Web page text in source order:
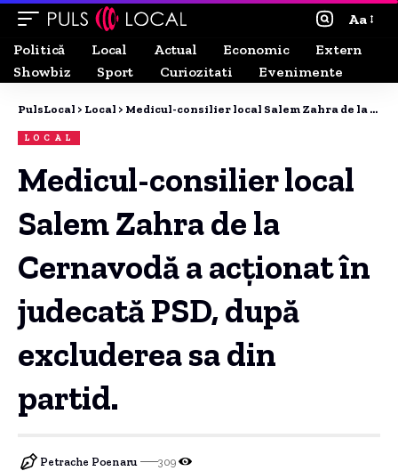
Aa
Politică
Local Actual Economic
Extern
Showbiz
Sport Curiozitati Evenimente
PulsLocal > Local > Medicul-consilier local Salem Zahra de la Cernavodă a acționat în judecată PSD, după excluderea sa din partid.
LOCAL
Medicul-consilier local
Salem Zahra de la
Cernavodă a acționat în
judecată PSD, după
excluderea sa din
partid.
Petrache Poenaru 309